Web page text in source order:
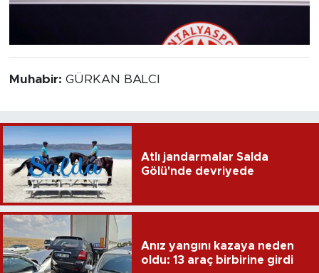
Muhabir: GÜRKAN BALCI
Atlı jandarmalar Salda
Gölü'nde devriyede
Anız yangını kazaya neden
oldu: 13 araç birbirine girdi